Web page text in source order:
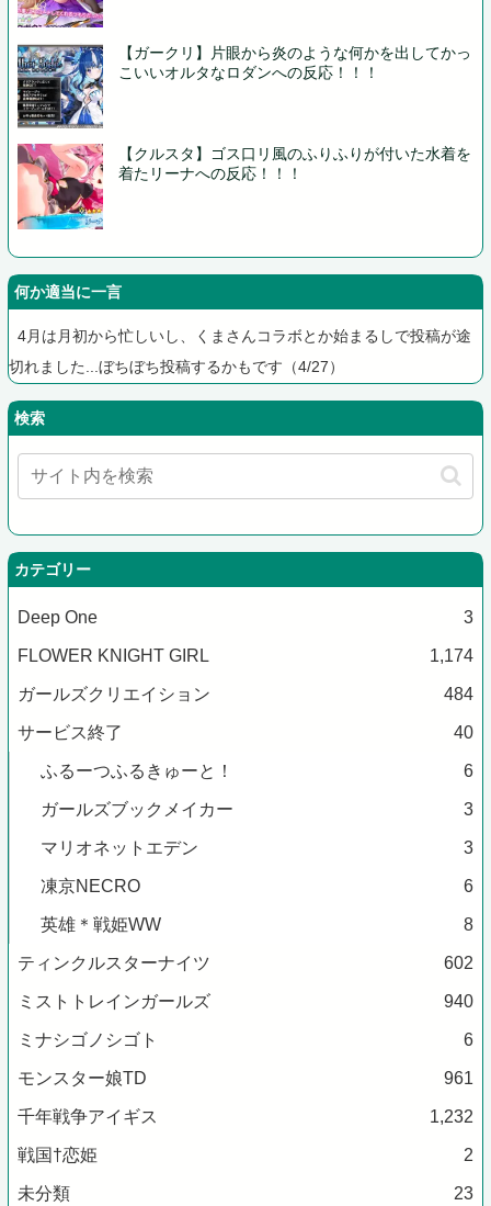
【ガークリ】片眼から炎のような何かを出してかっ
こいいオルタなロダンへの反応！！！
【クルスタ】ゴス口リ風のふりふりが付いた水着を
着たリーナへの反応！！！
何か適当に一言
4月は月初から忙しいし、くまさんコラボとか始まるしで投稿が途
切れました...ぼちぼち投稿するかもです（4/27）
検索
カテゴリー
Deep One 3
FLOWER KNIGHT GIRL 1,174
ガールズクリエイション 484
サービス終了 40
ふるーつふるきゅーと！ 6
ガールズブックメイカー 3
マリオネットエデン 3
凍京NECRO 6
英雄＊戦姫WW 8
ティンクルスターナイツ 602
ミストトレインガールズ 940
ミナシゴノシゴト 6
モンスター娘TD 961
千年戦争アイギス 1,232
戦国†恋姫 2
未分類 23